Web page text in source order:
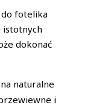
fotelika
istotnych
dokonać
naturalne
i